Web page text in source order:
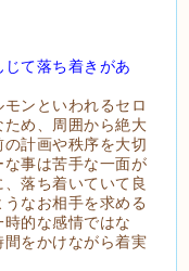
て落ち着きがあ
ンといわれるセロ
ため、周囲から絶大
計画や秩序を大切
事は苦手な一面が
落ち着いていて良
なお相手を求める
的な感情ではな
間をかけながら着実